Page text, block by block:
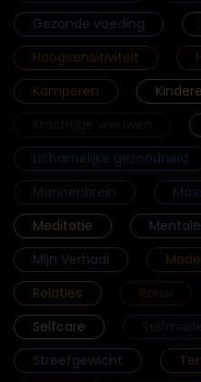
Gezonde voeding
Hoogsensitiviteit
Kamperen
Lichamelijke gezondheid
Mannenbrein
Meditatie
Mijn Verhaal
Mode
Relaties
Rouw
Selfcare
Streefgewicht